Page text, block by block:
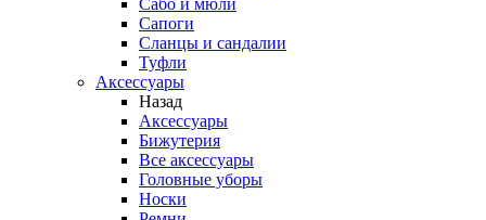
Сабо и мюли
Сапоги
Сланцы и сандалии
Туфли
Аксессуары
Назад
Аксессуары
Бижутерия
Все аксессуары
Головные уборы
Носки